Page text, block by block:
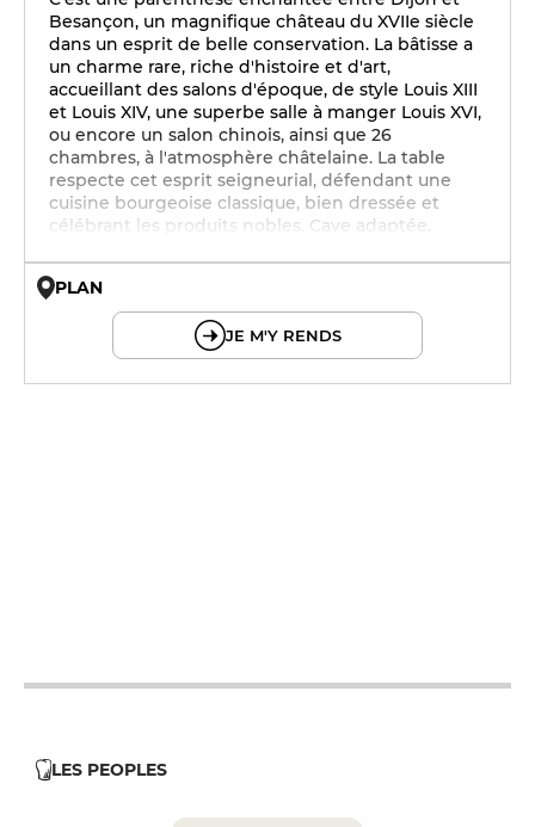
Besançon, un magnifique château du XVIIe siècle
dans un esprit de belle conservation. La bâtisse a
un charme rare, riche d'histoire et d'art,
accueillant des salons d'époque, de style Louis XIII
et Louis XIV, une superbe salle à manger Louis XVI,
ou encore un salon chinois, ainsi que 26
chambres, à l'atmosphère châtelaine. La table
respecte cet esprit seigneurial, défendant une
cuisine bourgeoise classique, bien dressée et
célébrant les produits nobles. Cave adaptée.
PLAN
JE M'Y RENDS
LES PEOPLES